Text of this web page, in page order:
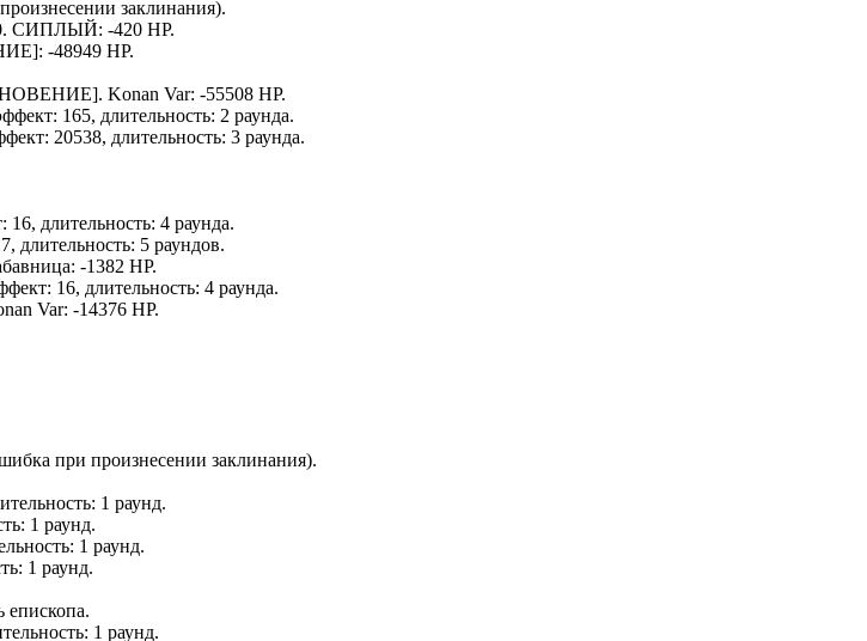
заклинания).
. СИПЛЫЙ: -420 HP.
-48949 HP.
Konan Var: -55508 HP.
165, длительность: 2 раунда.
20538, длительность: 3 раунда.
16, длительность: 4 раунда.
длительность: 5 раундов.
: -1382 HP.
16, длительность: 4 раунда.
Var: -14376 HP.
при произнесении заклинания).
1 раунд.
1 раунд.
1 раунд.
1 раунд.
епископа.
1 раунд.